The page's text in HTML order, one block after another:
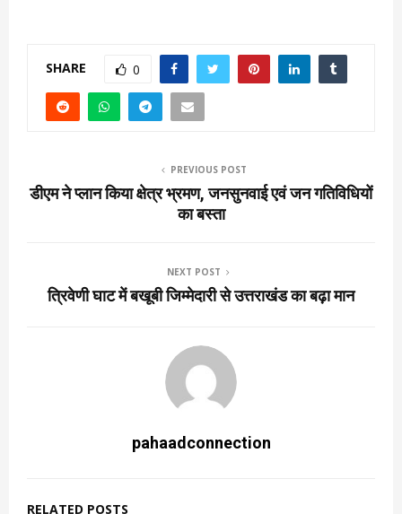
SHARE 0
PREVIOUS POST
डीएम ने प्लान किया क्षेत्र भ्रमण, जनसुनवाई एवं जन गतिविधियों
का बस्ता
NEXT POST
त्रिवेणी घाट में बखूबी जिम्मेदारी से उत्तराखंड का बढ़ा मान
pahaadconnection
RELATED POSTS